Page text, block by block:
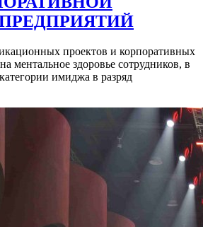
проектов и корпоративных
ментальное здоровье сотрудников, в
имиджа в разряд